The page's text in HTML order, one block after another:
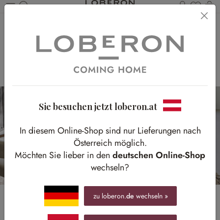
Du
Loft
Inspiration für Individualisten
Räume können Impulse setzen, Gedanken beflügeln,
Kreativität freisetzen, Anstoß zu Neuem geben – kein
Sie besuchen jetzt loberon.at
In diesem Online-Shop sind nur Lieferungen nach
Österreich möglich.
Möchten Sie lieber in den deutschen Online-Shop
wechseln?
zu loberon.de wechseln »